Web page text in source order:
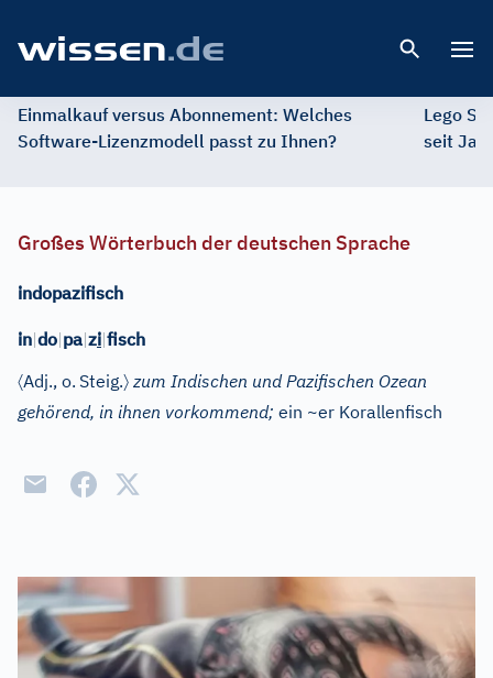
Einmalkauf versus Abonnement: Welches
Software-Lizenzmodell passt zu Ihnen?
Lego
seit
Großes Wörterbuch der deutschen Sprache
indopazifisch
in|do|pa|zi|fisch
〈Adj., o. Steig.〉 zum Indischen und Pazifischen Ozean
gehörend, in ihnen vorkommend; ein ~er Korallenfisch